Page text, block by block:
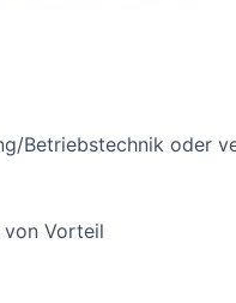
Betriebstechnik oder
von Vorteil